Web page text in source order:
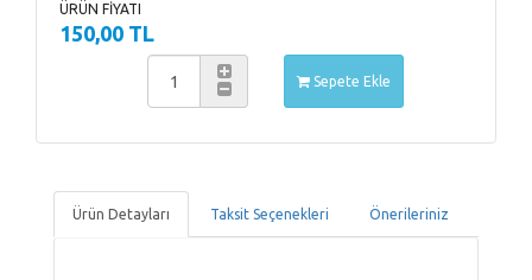
ÜRÜN FİYATI
150,00 TL
Sepete Ekle
Ürün Detayları Taksit Seçenekleri Önerileriniz